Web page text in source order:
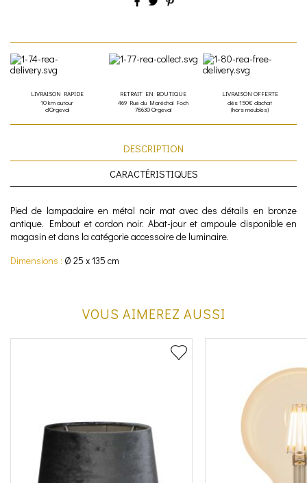
LIVRAISON RAPIDE
10 km autour
d'Orgeval
RETRAIT EN BOUTIQUE
469 Rue du Maréchal Foch
78630 Orgeval
LIVRAISON OFFERTE
dès 150€ d'achat
(hors meubles)
DESCRIPTION
CARACTÉRISTIQUES
Pied de lampadaire en métal noir mat avec des détails en bronze
antique. Embout et cordon noir. Abat-jour et ampoule disponible en
magasin et dans la catégorie accessoire de luminaire.
Dimensions : Ø 25 x 135 cm
VOUS AIMEREZ AUSSI